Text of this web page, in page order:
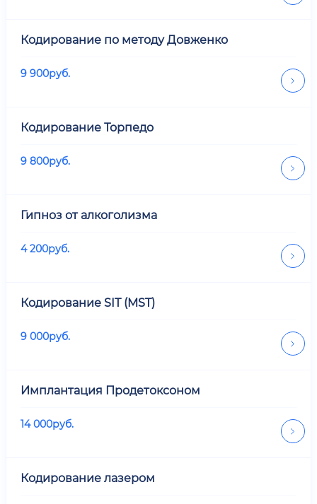
Кодирование по методу Довженко
9 900руб.
Кодирование Торпедо
9 800руб.
Гипноз от алкоголизма
4 200руб.
Кодирование SIT (MST)
9 000руб.
Имплантация Продетоксоном
14 000руб.
Кодирование лазером